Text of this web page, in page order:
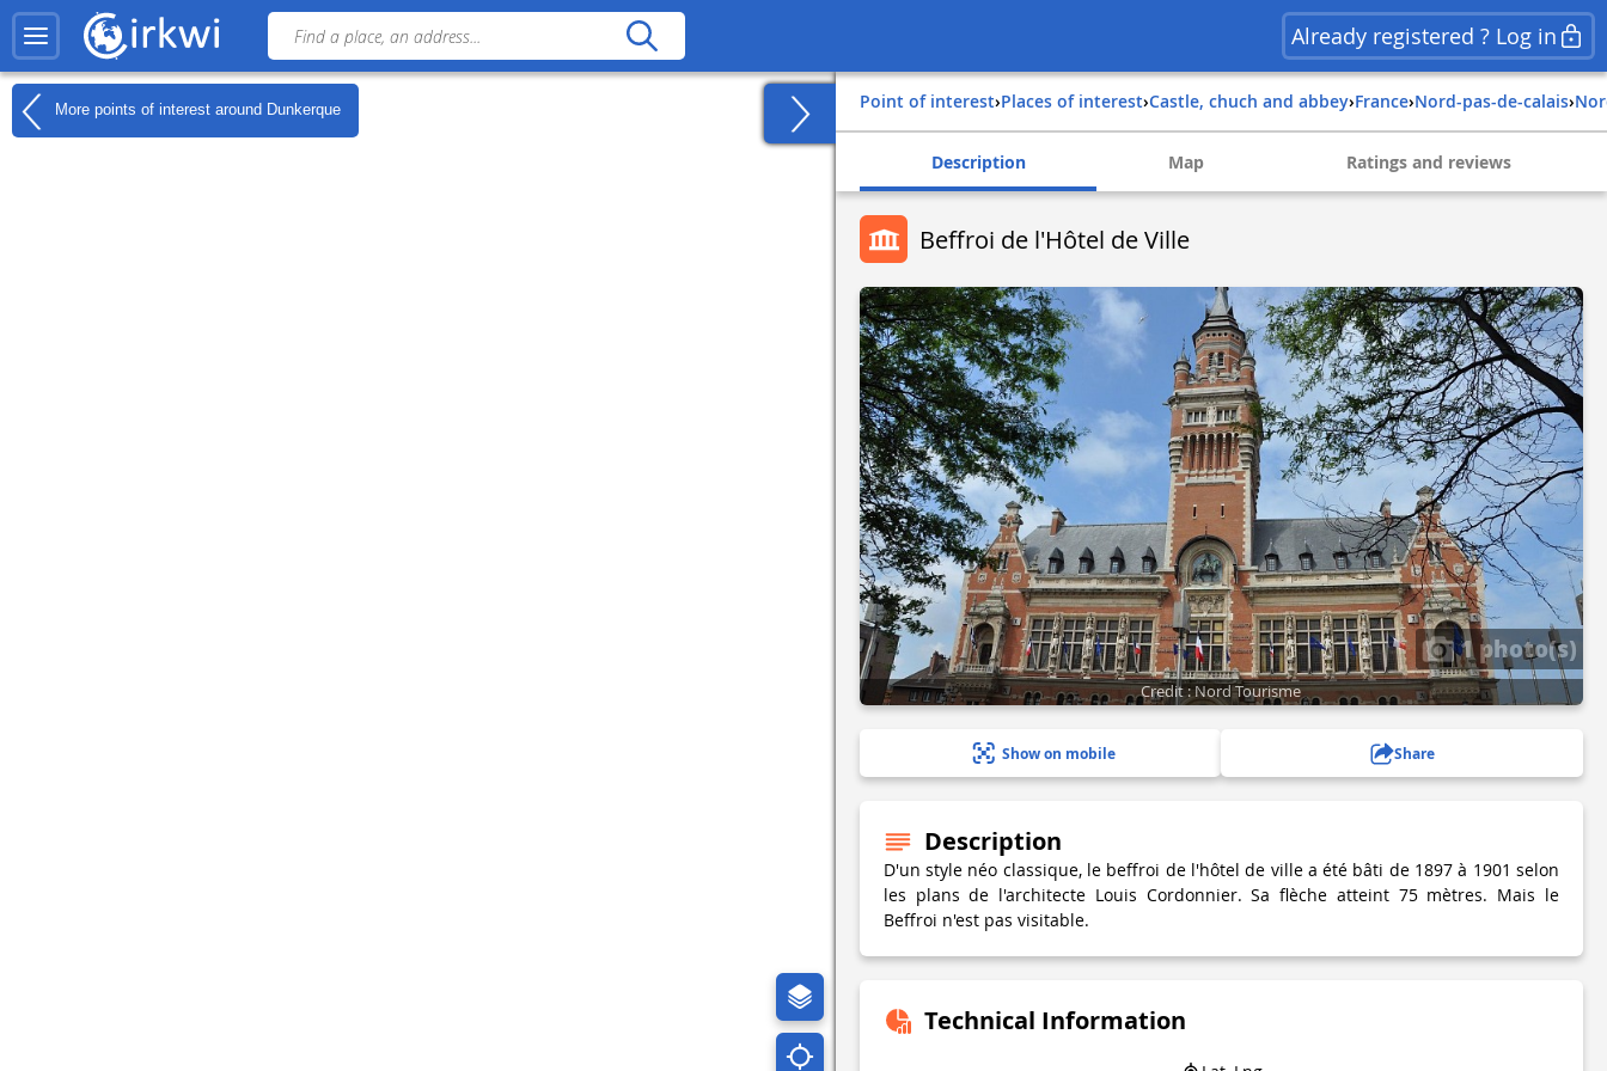
Already registered ? Log in
More points of interest around Dunkerque Point of interest› Places of interest› Castle, chuch and abbey› france› nord-pas-de-calais›
Description Map Ratings and reviews
Beffroi de l'Hôtel de Ville
1 photo(s)
Credit : Nord Tourisme
Show on mobile Share
Description
D'un style néo classique, le beffroi de l'hôtel de ville a été bâti de 1897 à 1901 selon
les plans de l'architecte Louis Cordonnier. Sa flèche atteint 75 mètres. Mais le
Beffroi n'est pas visitable.
Technical Information